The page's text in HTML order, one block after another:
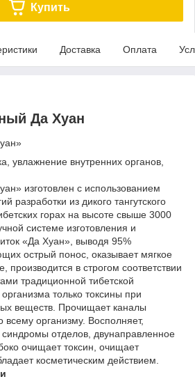
Купить
Доставка Оплата
Да Хуан
увлажнение внутренних органов,
изготовлен с использованием
разработки из дикого тангутского
горах на высоте свыше 3000
системе изготовления и
«Да Хуан», выводя 95%
острый понос, оказывает мягкое
производится в строгом соответствии
традиционной тибетской
только токсины при
веществ. Прочищает каналы
всему организму. Восполняет,
отделов, двунаправленное
очищает токсин, очищает
косметическим действием.